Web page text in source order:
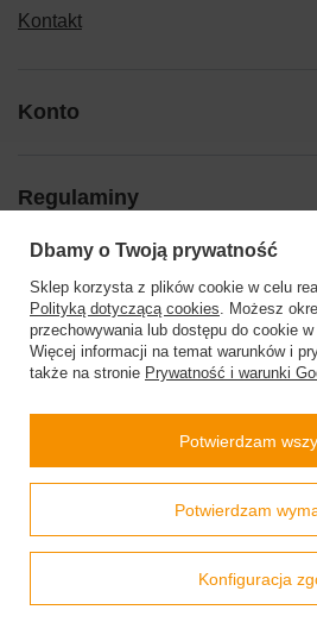
Kontakt
Konto
Regulaminy
Pomoc
504199123 sklep@barberinis.pl
,32-087Bibice
W sklepie prezentujemy ceny
Stawki VAT dla konsumentów
Dbamy o Twoją prywatność
Sklep korzysta z plików cookie w celu
Polityką dotyczącą cookies. Możesz
przechowywania lub dostępu do cookie
Więcej informacji na temat warunków i
także na stronie Prywatność i warunki
Potwierdzam
Konfiguracja
Potwierdzam